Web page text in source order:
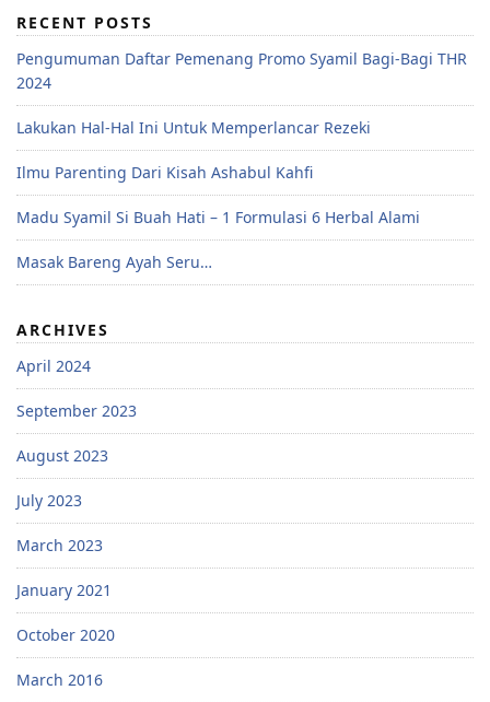
RECENT POSTS
Pengumuman Daftar Pemenang Promo Syamil Bagi-Bagi THR
2024
Lakukan Hal-Hal Ini Untuk Memperlancar Rezeki
Ilmu Parenting Dari Kisah Ashabul Kahfi
Madu Syamil Si Buah Hati – 1 Formulasi 6 Herbal Alami
Masak Bareng Ayah Seru…
ARCHIVES
April 2024
September 2023
August 2023
July 2023
March 2023
January 2021
October 2020
March 2016